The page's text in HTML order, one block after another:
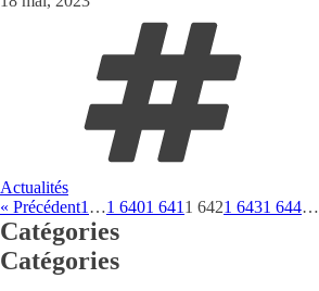
Actualités
« Précédent1 …1 6401 641 1 6421 6431 644…
Catégories
Catégories